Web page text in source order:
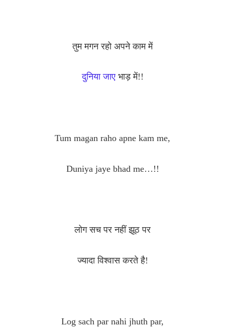
तुम मगन रहो अपने काम में
दुनिया जाएभाड़ में!!
Tum magan raho apne kam me,
Duniya jaye bhad me…!!
लोग सच पर नहीं झूठ पर
ज्यादा विश्वास करते है!
Log sach par nahi jhuth par,